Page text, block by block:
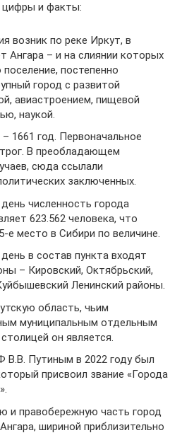
цифры и факты:
возник по реке Иркут, в
Ангара – и на слиянии которых
постепенно
город с развитой
авиастроением, пищевой
наукой.
1661 год. Первоначальное
В преобладающем
сюда ссылали
заключенных.
численность города
623.562 человека, что
е место в Сибири по величине.
в состав пункта входят
– Кировский, Октябрьский,
Ленинский районы.
область, чьим
муниципальным отдельным
он является.
В.В. Путиным в 2022 году был
присвоил звание «Города
и правобережную часть город
шириной приблизительно